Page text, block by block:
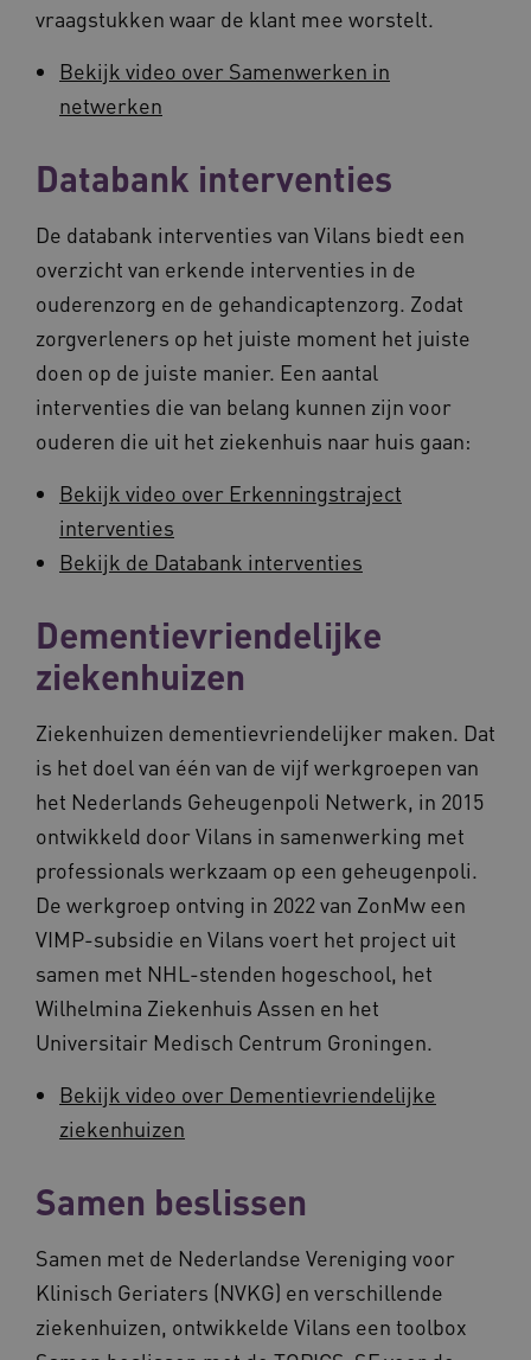
vraagstukken waar de klant mee worstelt.
Bekijk video over Samenwerken in
netwerken
Databank interventies
De databank interventies van Vilans biedt een
overzicht van erkende interventies in de
ouderenzorg en de gehandicaptenzorg. Zodat
zorgverleners op het juiste moment het juiste
doen op de juiste manier. Een aantal
interventies die van belang kunnen zijn voor
ouderen die uit het ziekenhuis naar huis gaan:
Bekijk video over Erkenningstraject
interventies
Bekijk de Databank interventies
Dementievriendelijke
ziekenhuizen
Ziekenhuizen dementievriendelijker maken. Dat
is het doel van één van de vijf werkgroepen van
het Nederlands Geheugenpoli Netwerk, in 2015
ontwikkeld door Vilans in samenwerking met
professionals werkzaam op een geheugenpoli.
De werkgroep ontving in 2022 van ZonMw een
VIMP-subsidie en Vilans voert het project uit
samen met NHL-stenden hogeschool, het
Wilhelmina Ziekenhuis Assen en het
Universitair Medisch Centrum Groningen.
Bekijk video over Dementievriendelijke
ziekenhuizen
Samen beslissen
Samen met de Nederlandse Vereniging voor
Klinisch Geriaters (NVKG) en verschillende
ziekenhuizen, ontwikkelde Vilans een toolbox